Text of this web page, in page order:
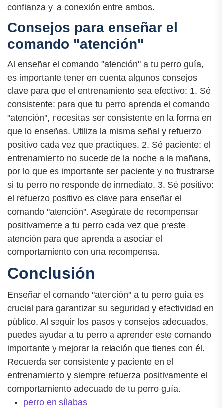
confianza y la conexión entre ambos.
Consejos para enseñar el
comando "atención"
Al enseñar el comando "atención" a tu perro guía,
es importante tener en cuenta algunos consejos
clave para que el entrenamiento sea efectivo: 1. Sé
consistente: para que tu perro aprenda el comando
"atención", necesitas ser consistente en la forma en
que lo enseñas. Utiliza la misma señal y refuerzo
positivo cada vez que practiques. 2. Sé paciente: el
entrenamiento no sucede de la noche a la mañana,
por lo que es importante ser paciente y no frustrarse
si tu perro no responde de inmediato. 3. Sé positivo:
el refuerzo positivo es clave para enseñar el
comando "atención". Asegúrate de recompensar
positivamente a tu perro cada vez que preste
atención para que aprenda a asociar el
comportamiento con una recompensa.
Conclusión
Enseñar el comando "atención" a tu perro guía es
crucial para garantizar su seguridad y efectividad en
público. Al seguir los pasos y consejos adecuados,
puedes ayudar a tu perro a aprender este comando
importante y mejorar la relación que tienes con él.
Recuerda ser consistente y paciente en el
entrenamiento y siempre refuerza positivamente el
comportamiento adecuado de tu perro guía.
perro en sílabas